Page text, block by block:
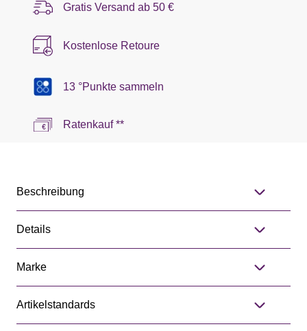
Gratis Versand ab 50 €
Kostenlose Retoure
13 °Punkte sammeln
Ratenkauf **
Beschreibung
Details
Marke
Artikelstandards